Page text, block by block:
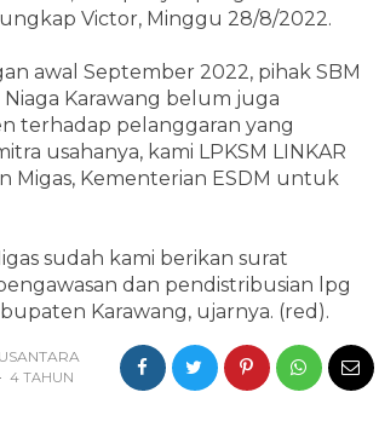
Victor, Minggu 28/8/2022.
awal September 2022, pihak SBM
Karawang belum juga
terhadap pelanggaran yang
usahanya, kami LPKSM LINKAR
Migas, Kementerian ESDM untuk
sudah kami berikan surat
dan pendistribusian lpg
Karawang, ujarnya. (red).
4 TAHUN